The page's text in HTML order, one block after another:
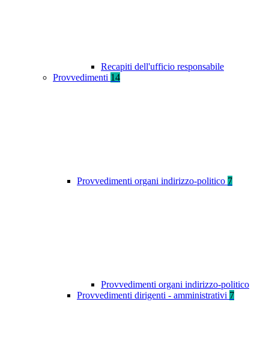
Recapiti dell'ufficio responsabile
Provvedimenti 14
Provvedimenti organi indirizzo-politico 7
Provvedimenti organi indirizzo-politico
Provvedimenti dirigenti - amministrativi 7